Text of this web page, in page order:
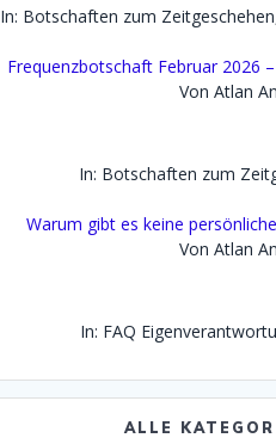
In: Botschaften zum
Frequenzbotschaft Februar 2026
Von Atlan
In: Botschaften zum
Warum gibt es keine
Von Atlan
In: FAQ
ALLE